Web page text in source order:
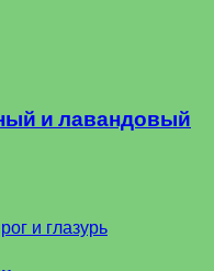
и лавандовый